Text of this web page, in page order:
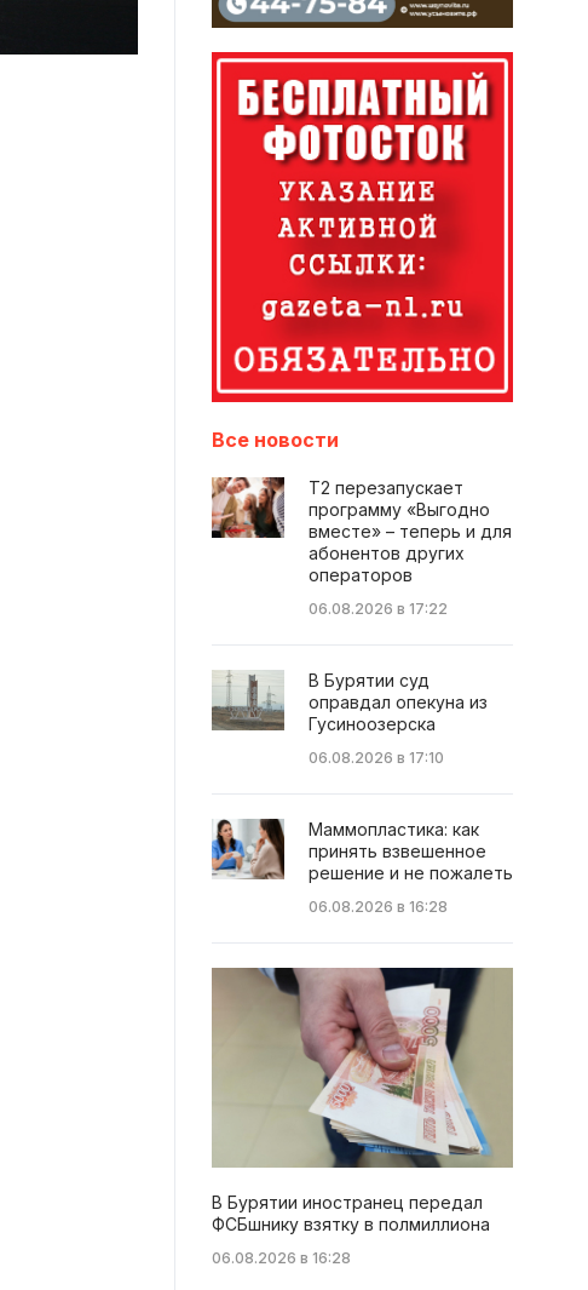
Все новости
Т2 перезапускает
программу «Выгодно
вместе» – теперь и для
абонентов других
операторов
06.08.2026 в 17:22
В Бурятии суд
оправдал опекуна из
Гусиноозерска
06.08.2026 в 17:10
Маммопластика: как
принять взвешенное
решение и не пожалеть
06.08.2026 в 16:28
В Бурятии иностранец передал
ФСБшнику взятку в полмиллиона
06.08.2026 в 16:28